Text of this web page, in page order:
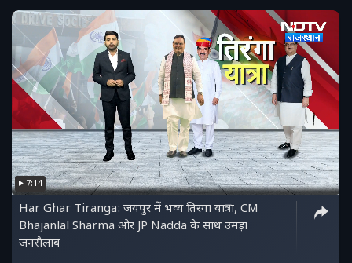
7:14
Har Ghar Tiranga: जयपुर में भव्य तिरंगा यात्रा, CM
Bhajanlal Sharma और JP Nadda के साथ उमड़ा
जनसैलाब